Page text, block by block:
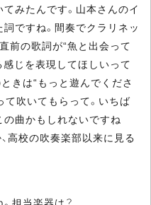
みたんです。山本さんのイ
ですね。間奏でクラリネッ
前の歌詞が“魚と出会って
感じを表現してほしいって
きは“もっと遊んでくださ
て吹いてもらって。いちば
曲かもしれないですね
高校の吹奏楽部以来に見る
担当楽器は？